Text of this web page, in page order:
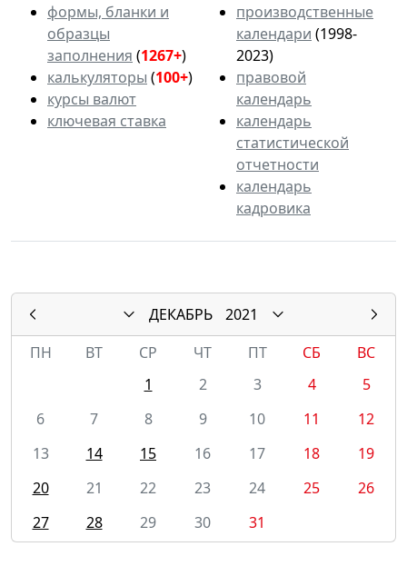
формы, бланки и
образцы
заполнения (1267+)
калькуляторы (100+)
курсы валют
ключевая ставка
производственные
календари (1998-
2023)
правовой
календарь
календарь
статистической
отчетности
календарь
кадровика
ДЕКАБРЬ
2021
ПН
ВТ СР ЧТ ПТ СБ
ВС
1
2 3 4
5
6
7 8 9 10 11
12
13
14 15 16 17 18
19
20
21 22 23 24 25
26
27
28 29 30 31